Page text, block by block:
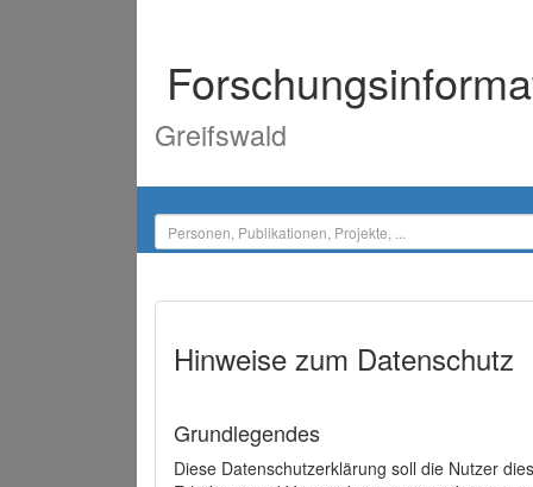
Greifswald
Hinweise zum Datenschutz
Grundlegendes
Diese Datenschutzerklärung soll die Nutzer